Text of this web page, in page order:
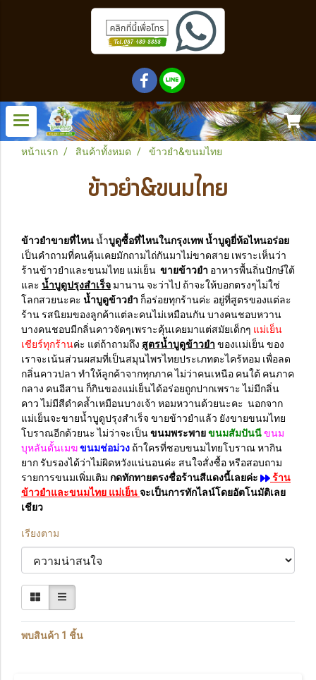
หน้าแรก สินค้าทั้งหมด ข้าวยำ&ขนมไทย
ข้าวยำ&ขนมไทย
ข้าวยำขายที่ไหนน้ำบูดูซื้อที่ไหนในกรุงเทพ น้ำบูดูยี่ห้อไหนอร่อย
เป็นคำถามที่คนคุ้นเคยมักถามไถ่กันมาไม่ขาดสาย เพราะเห็นว่า
ร้านข้าวยำและขนมไทย แม่เย็น ขายข้าวยำ อาหารพื้นถิ่นปักษ์ใต้
และ น้ำบูดูปรุงสำเร็จมานาน จะว่าไป ถ้าจะให้บอกตรงๆไม่ใช่
โลกสวยนะคะ น้ำบูดูข้าวยำ ก็อร่อยทุกร้านค่ะ อยู่ที่สูตรของแต่ละ
ร้าน รสนิยมของลูกค้าแต่ละคนไม่เหมือนกัน บางคนชอบหวาน
บางคนชอบมีกลิ่นคาวจัดๆเพราะคุ้นเคยมาแต่สมัยเด็กๆ แม่เย็น
เชียร์ทุกร้านค่ะ แต่ถ้าถามถึง สูตรน้ำบูดูข้าวยำ ของเเม่เย็น ของ
เราจะเน้นส่วนผสมที่เป็นสมุนไพรไทยประเภทตะไคร้หอม เพื่อลด
กลิ่นคาวปลา ทำให้ลูกค้าจากทุกภาค ไม่ว่าคนเหนือ คนใต้ คนภาค
กลาง คนอีสาน ก็กินของแม่เย็นได้อร่อยถูกปากเพราะ ไม่มีกลิ่น
คาว ไม่มีสีดำคล้ำเหมือนบางเจ้า หอมหวานด้วยนะคะ นอกจาก
แม่เย็นจะขายน้ำบูดูปรุงสำเร็จ ขายข้าวยำแล้ว ยังขายขนมไทย
โบราณอีกด้วยนะ ไม่ว่าจะเป็นขนมพระพายขนมสัมปันนีขนม
บุหลันดั้นเมฆขนมช่อม่วง ถ้าใครที่ชอบขนมไทยโบราณ หากิน
ยาก รับรองได้ว่าไม่ผิดหวังแน่นอนค่ะ สนใจสั่งซื้อ หรือสอบถาม
รายการขนมเพิ่มเติม กดทักทายตรงชื่อร้านสีแดงนี้เลยค่ะ
ร้าน
ข้าวยำและขนมไทย แม่เย็นจะเป็นการทักไลน์โดยอัตโนมัติเลย
เชียว
เรียงตาม
พบสินค้า 1 ชิ้น